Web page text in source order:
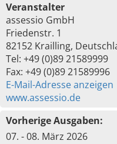
Veranstalter
assessio GmbH
Friedenstr. 1
82152 Krailling,
Tel: +49 (0)89 21589999
Fax: +49 (0)89 21589996
E-Mail-Adresse anzeigen
www.assessio.de
Vorherige Ausgaben:
07. - 08. März 2026